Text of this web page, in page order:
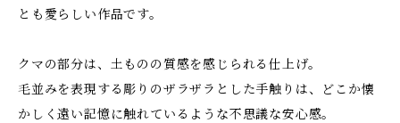
とも愛らしい作品です。
クマの部分は、土ものの質感を感じられる仕上げ。
毛並みを表現する彫りのザラザラとした手触りは、どこか懐
かしく遠い記憶に触れているような不思議な安心感。